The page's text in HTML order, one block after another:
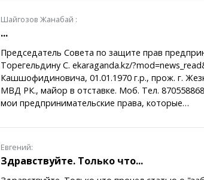
Шайгозов Жанабай :
...
Председатель Совета по защите прав
Торегельдину С. ekaraganda.kz/
Кашшофидиновича, 01.01.1970 г.р., прож. г.
МВД РК., майор в отставке. Моб. Тел.
мои предпринимательские права, которые…
Евгений:
Здравствуйте. Только что...